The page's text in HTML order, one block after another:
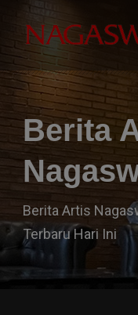
Berita
Berita Artis
Terbaru Hari Ini